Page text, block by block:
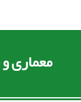
معماری